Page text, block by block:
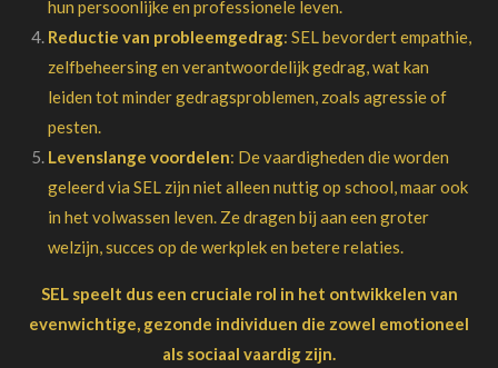
hun persoonlijke en professionele leven.
Reductie van probleemgedrag: SEL bevordert empathie,
zelfbeheersing en verantwoordelijk gedrag, wat kan
leiden tot minder gedragsproblemen, zoals agressie of
pesten.
Levenslange voordelen: De vaardigheden die worden
geleerd via SEL zijn niet alleen nuttig op school, maar ook
in het volwassen leven. Ze dragen bij aan een groter
welzijn, succes op de werkplek en betere relaties.
SEL speelt dus een cruciale rol in het ontwikkelen van
evenwichtige, gezonde individuen die zowel emotioneel
als sociaal vaardig zijn.